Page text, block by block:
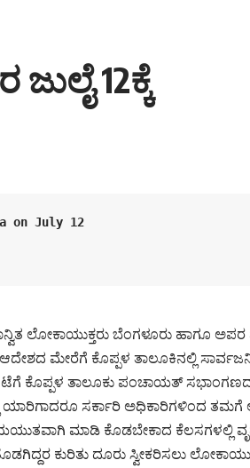
12ಕ್ಕೆ
on July 12
ಲೋಕಾಯುಕ್ತರು ಬೆಂಗಳೂರು ಹಾಗೂ
ಮೇರೆಗೆ ಕೊಪ್ಪಳ ತಾಲೂಕಿನಲ್ಲಿ
ಕೊಪ್ಪಳ ತಾಲೂಕು ಪಂಚಾಯತ್
ಯಾರಿಗಾದರೂ ಸರ್ಕಾರಿ ಅಧಿಕಾರಿಗಳಿಂದ ತಮಗೆ
ಮಾಡಿ ಕೊಡಬೇಕಾದ ಕೆಲಸಗಳಲ್ಲಿ
ಕುರಿತು ದೂರು ಸ್ವೀಕರಿಸಲು